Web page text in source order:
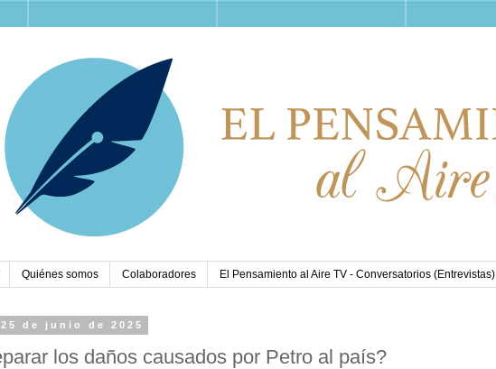
Quiénes somos Colaboradores El Pensamiento al Aire TV - Conversatorios (Entrevistas)
de junio de 2025
los daños causados por Petro al país?